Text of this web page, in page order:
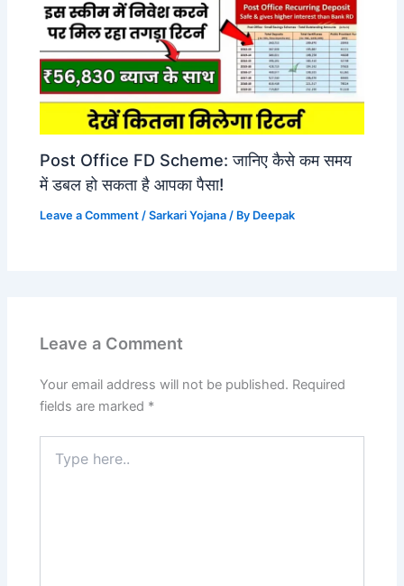
Post Office FD Scheme: जानिए कैसे कम समय
में डबल हो सकता है आपका पैसा!
Leave a Comment /Sarkari Yojana / By Deepak
Leave a Comment
Your email address will not be published. Required
fields are marked *
here..